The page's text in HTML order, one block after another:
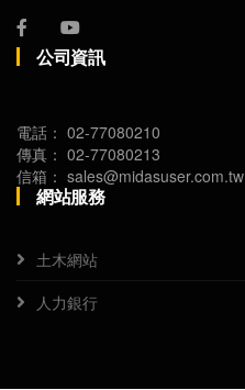
公司資訊
電話： 02-77080210
傳真： 02-77080213
信箱： sales@midasuser.com.tw
網站服務
土木網站
人力銀行